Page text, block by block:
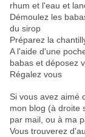
rhum et l'eau et
Démoulez les
du sirop
Préparez la
A l'aide d'une
babas et déposez
Régalez vous
Si vous avez aimé
mon blog (à droite
par mail, ou à ma
Vous trouverez